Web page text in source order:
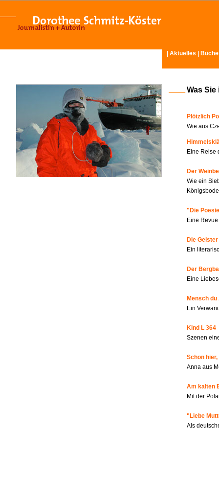
Aktuelles
Was
Plötzlich
Wie aus
Eine Reise
Der
Wie ein
"Die
Eine
Die
Ein
Der
Eine
Mensch du
Ein
Kind L 364
Szenen
Schon
Anna aus
Am kalten
Mit der
"Liebe
Als